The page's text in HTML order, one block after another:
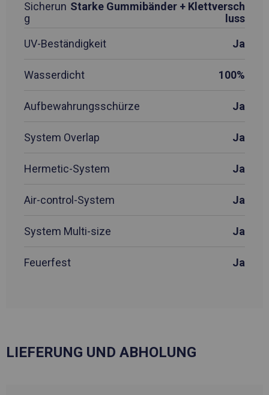
Sicherun
g
Starke Gummibänder + Klettversch
luss
UV-Beständigkeit
Ja
Wasserdicht 100%
Aufbewahrungsschürze Ja
System Overlap Ja
Hermetic-System Ja
Air-control-System Ja
System Multi-size Ja
Feuerfest Ja
LIEFERUNG UND ABHOLUNG